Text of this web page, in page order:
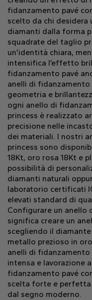
fidanzamento pavé
scelto da chi desidera
diamanti dalla forma
squadrate del taglio
un’identità chiara,
intensifica l’effetto
fidanzamento pavé
anelli di fidanzamento
geometria e
ogni anello di
princess è realizzato
precisione nelle
dei materiali. I nostri
princess sono
18Kt, oro rosa 18Kt e
possibilità di
diamanti naturali
laboratorio certificati
elevati standard di
Configurare un anello
significa creare un
scegliendo il
metallo prezioso in
anelli di fidanzamento
intensa e lavorazione
fidanzamento pavé
scelta forte e perfetta
dal segno moderno.